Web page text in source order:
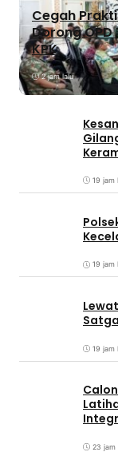
Cegah
Dorong
KPK
2 jam lalu
19 jam
19 jam
19 jam
23 jam